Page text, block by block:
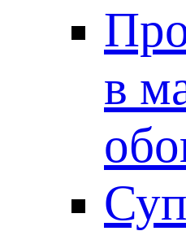
в